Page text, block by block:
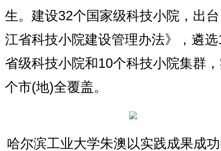
生。建设32个国家级科技小院，出
江省科技小院建设管理办法》，遴
省级科技小院和10个科技小院集群
个市(地)全覆盖。
哈尔滨工业大学朱澳以实践成果成